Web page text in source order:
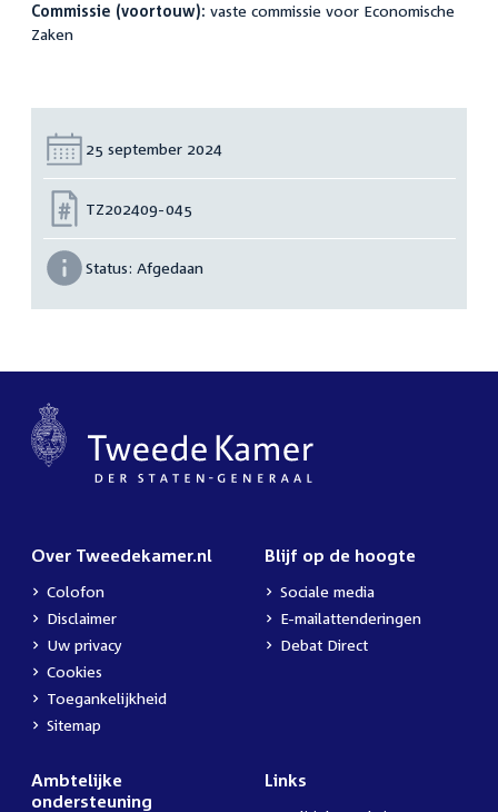
Commissie (voortouw): vaste commissie voor Economische
Zaken
Datum:
25 september 2024
Nummer:
TZ202409-045
Status: Afgedaan
Over Tweedekamer.nl
Colofon
Disclaimer
Uw privacy
Cookies
Toegankelijkheid
Sitemap
Blijf op de hoogte
Sociale media
E-mailattenderingen
Debat Direct
Ambtelijke
ondersteuning
Links